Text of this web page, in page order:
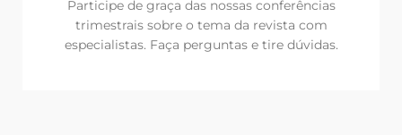
Participe de graça das nossas conferências
trimestrais sobre o tema da revista com
especialistas. Faça perguntas e tire dúvidas.